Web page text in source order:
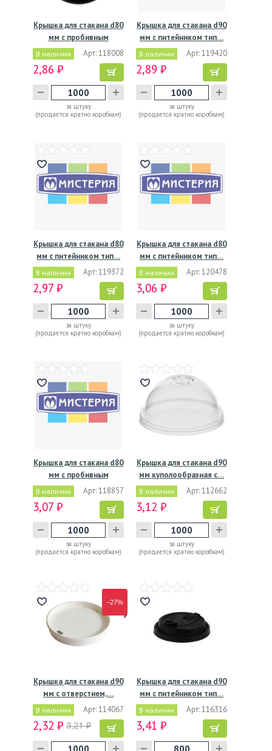
Крышка для стакана d80
мм с пробивным
слотом…
В наличии Арт: 118008
2,86 ₽
за штуку
(продается кратно коробкам)
Крышка для стакана d90
мм с питейником тип…
В наличии Арт: 119420
2,89 ₽
за штуку
(продается кратно коробкам)
Крышка для стакана d80
мм с питейником тип…
В наличии Арт: 119372
2,97 ₽
за штуку
(продается кратно коробкам)
Крышка для стакана d80
мм с питейником тип…
В наличии Арт: 120478
3,06 ₽
за штуку
(продается кратно коробкам)
Крышка для стакана d80
мм с пробивным
слотом…
В наличии Арт: 118857
3,07 ₽
за штуку
(продается кратно коробкам)
Крышка для стакана d90
мм куполообразная с…
В наличии Арт: 112662
3,12 ₽
за штуку
(продается кратно коробкам)
−27%
Крышка для стакана d90
мм с отверстием,…
В наличии Арт: 114067
2,32 ₽ 3,21 ₽
Крышка для стакана d90
мм с питейником тип…
В наличии Арт: 116316
3,41 ₽